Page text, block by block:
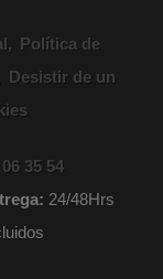
Política de
Desistir de un
35 54
24/48Hrs